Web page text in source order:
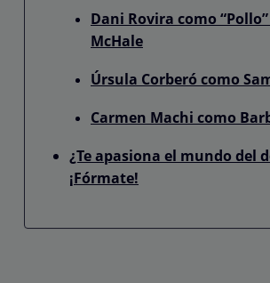
Dani Rovira como
McHale
Úrsula Corberó como
Carmen Machi como
¿Te apasiona el mundo del
¡Fórmate!